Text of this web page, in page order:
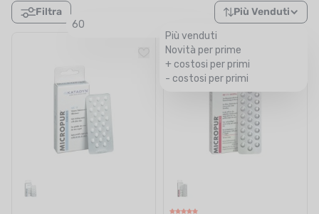
Filtra
60
Più Venduti
Più venduti
Novità per prime
+ costosi per primi
- costosi per primi